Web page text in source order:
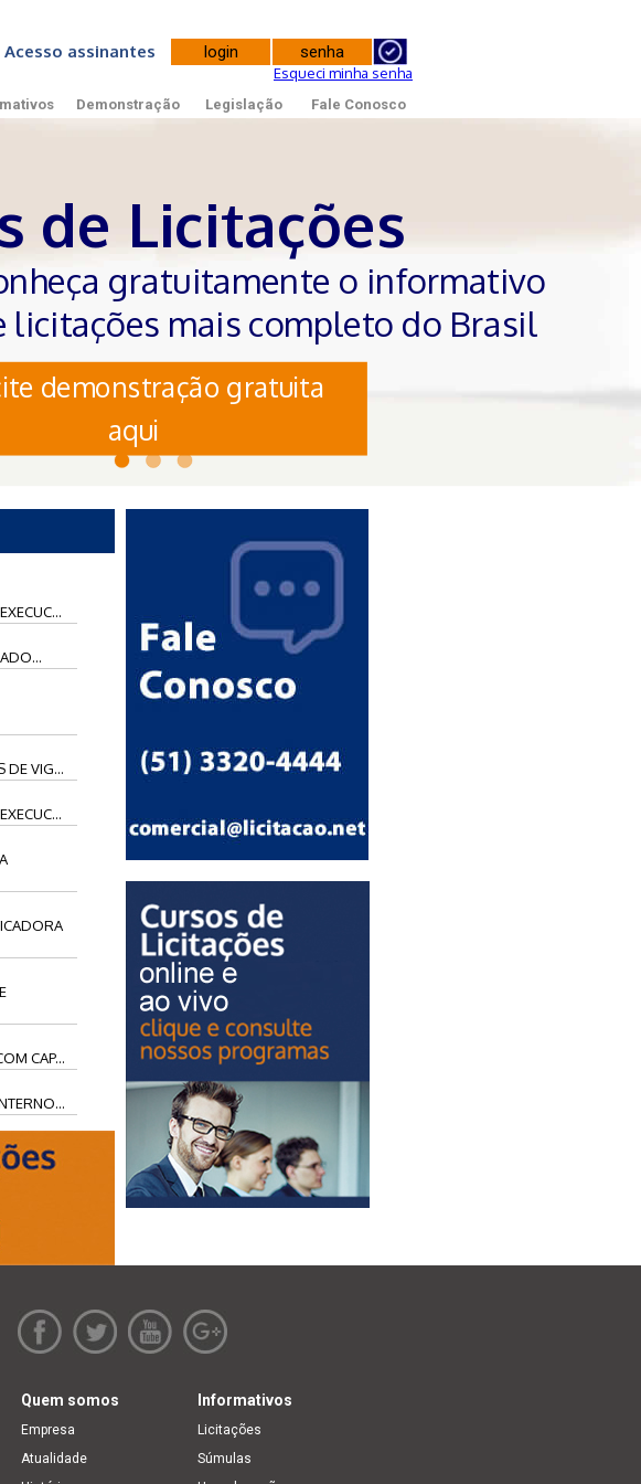
Acesso assinantes
Esqueci minha senha
Demonstração Legislação Fale Conosco
de Licitações
gratuitamente o informativo
licitações mais completo do Brasil
demonstração gratuita
aqui
DE VIG...
CAP...
Quem somos
Empresa
Atualidade
Informativos
Licitações
Súmulas